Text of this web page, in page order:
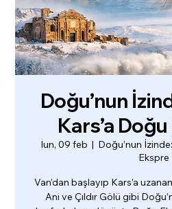
Doğu’nun
Kars’a
lun, 09 feb
  |
Doğu’nun
Ekspre
Van’dan başlayıp Kars’a
Ani ve Çıldır Gölü gibi